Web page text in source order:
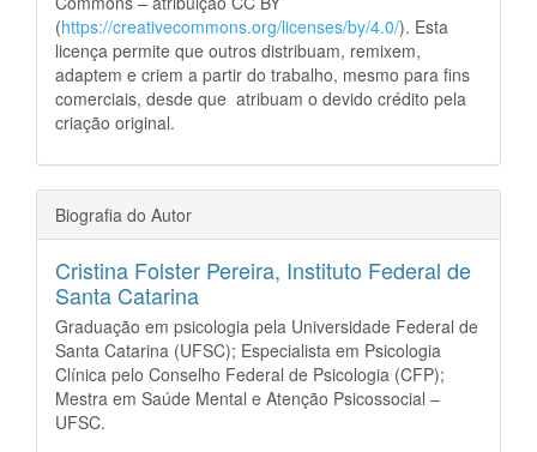
(https://creativecommons.org/licenses/by/4.0/). Esta
licença permite que outros distribuam, remixem,
adaptem e criem a partir do trabalho, mesmo para fins
comerciais, desde que atribuam o devido crédito pela
criação original.
Biografia do Autor
Cristina Folster Pereira, Instituto Federal de
Santa Catarina
Graduação em psicologia pela Universidade Federal de
Santa Catarina (UFSC); Especialista em Psicologia
Clínica pelo Conselho Federal de Psicologia (CFP);
Mestra em Saúde Mental e Atenção Psicossocial –
UFSC.